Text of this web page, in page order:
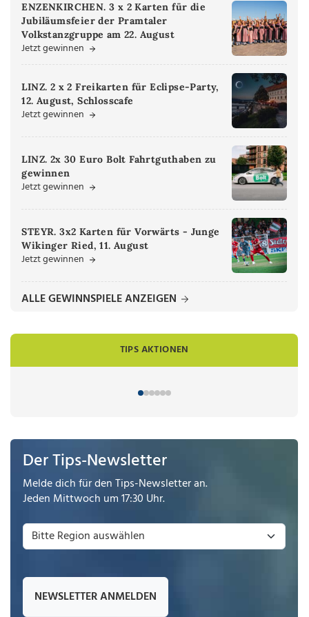
ENZENKIRCHEN. 3 x 2 Karten für die
Jubiläumsfeier der Pramtaler
Volkstanzgruppe am 22. August
Jetzt gewinnen
LINZ. 2 x 2 Freikarten für Eclipse-Party,
12. August, Schlosscafe
Jetzt gewinnen
LINZ. 2x 30 Euro Bolt Fahrtguthaben zu
gewinnen
Jetzt gewinnen
STEYR. 3x2 Karten für Vorwärts - Junge
Wikinger Ried, 11. August
Jetzt gewinnen
ALLE GEWINNSPIELE ANZEIGEN
TIPS AKTIONEN
Der Tips-Newsletter
Melde dich für den Tips-Newsletter an.
Jeden Mittwoch um 17:30 Uhr.
NEWSLETTER ANMELDEN